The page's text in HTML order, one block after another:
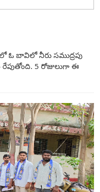
ఓ బావిలో నీరు సముద్రపు
5 రోజులుగా ఈ